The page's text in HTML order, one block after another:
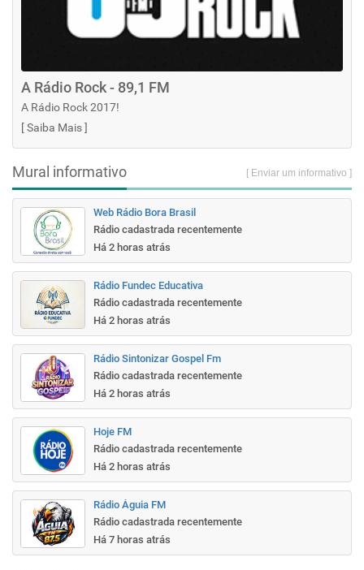
A Rádio Rock - 89,1 FM
A Rádio Rock 2017!
[Saiba Mais]
Mural informativo [ Enviar um informativo ]
Web Rádio Bora Brasil
Rádio cadastrada recentemente
Há 2 horas atrás
Rádio Fundec Educativa
Rádio cadastrada recentemente
Há 2 horas atrás
Rádio Sintonizar Gospel Fm
Rádio cadastrada recentemente
Há 2 horas atrás
Hoje FM
Rádio cadastrada recentemente
Há 2 horas atrás
Rádio Águia FM
Rádio cadastrada recentemente
Há 7 horas atrás